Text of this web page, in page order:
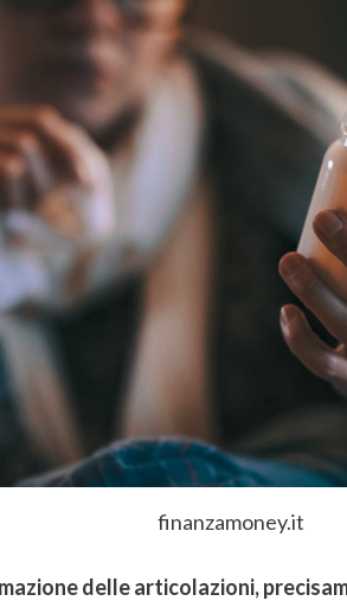
finanzamoney.it
delle articolazioni,